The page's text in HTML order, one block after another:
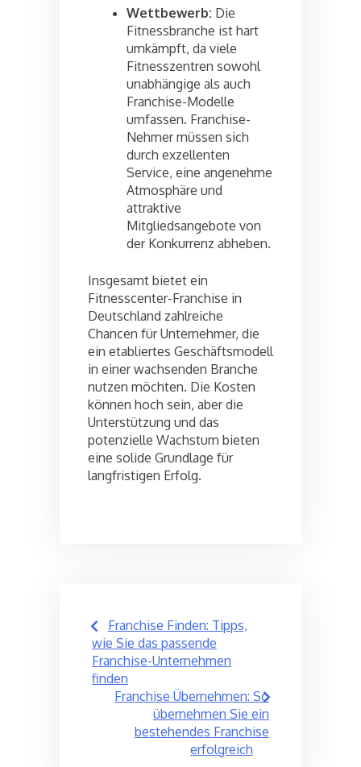
Wettbewerb: Die
Fitnessbranche ist hart
umkämpft, da viele
Fitnesszentren sowohl
unabhängige als auch
Franchise-Modelle
umfassen. Franchise-
Nehmer müssen sich
durch exzellenten
Service, eine angenehme
Atmosphäre und
attraktive
Mitgliedsangebote von
der Konkurrenz abheben.
Insgesamt bietet ein
Fitnesscenter-Franchise in
Deutschland zahlreiche
Chancen für Unternehmer, die
ein etabliertes Geschäftsmodell
in einer wachsenden Branche
nutzen möchten. Die Kosten
können hoch sein, aber die
Unterstützung und das
potenzielle Wachstum bieten
eine solide Grundlage für
langfristigen Erfolg.
Post
navigation
Franchise Finden: Tipps,
wie Sie das passende
Franchise-Unternehmen
finden
Franchise Übernehmen: So
übernehmen Sie ein
bestehendes Franchise
erfolgreich